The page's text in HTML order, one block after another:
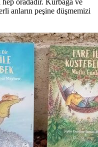
anların peşine düşmemizi